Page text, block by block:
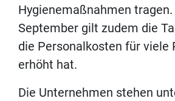
Hygienemaßnahmen tragen.
September gilt zudem die
die Personalkosten für viele
erhöht hat.
Die Unternehmen stehen